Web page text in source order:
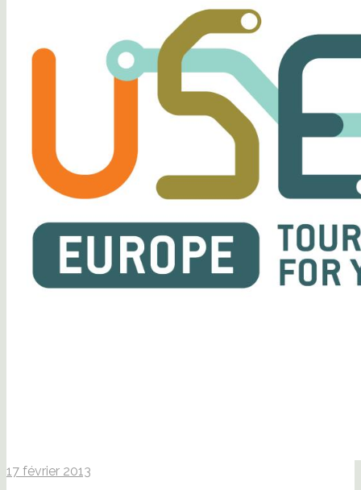
17 février 2013